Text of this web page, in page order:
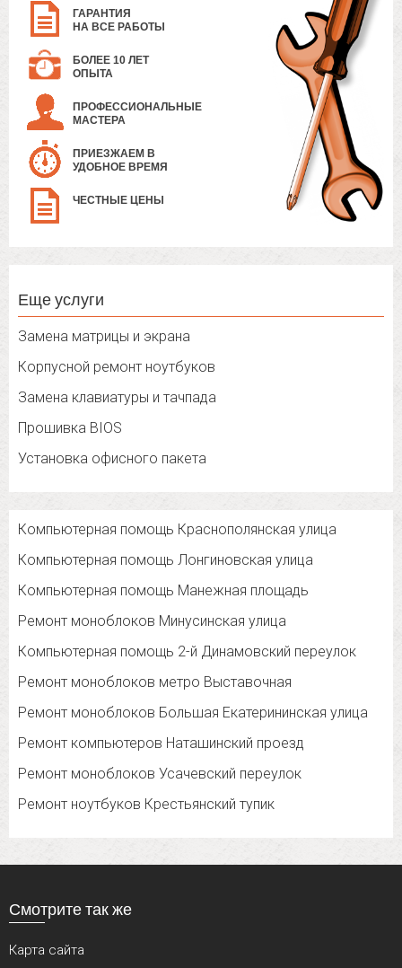
ГАРАНТИЯ
НА ВСЕ РАБОТЫ
БОЛЕЕ 10 ЛЕТ
ОПЫТА
ПРОФЕССИОНАЛЬНЫЕ
МАСТЕРА
ПРИЕЗЖАЕМ В
УДОБНОЕ ВРЕМЯ
ЧЕСТНЫЕ ЦЕНЫ
Еще услуги
Замена матрицы и экрана
Корпусной ремонт ноутбуков
Замена клавиатуры и тачпада
Прошивка BIOS
Установка офисного пакета
Компьютерная помощь Краснополянская улица
Компьютерная помощь Лонгиновская улица
Компьютерная помощь Манежная площадь
Ремонт моноблоков Минусинская улица
Компьютерная помощь 2-й Динамовский переулок
Ремонт моноблоков метро Выставочная
Ремонт моноблоков Большая Екатерининская улица
Ремонт компьютеров Наташинский проезд
Ремонт моноблоков Усачевский переулок
Ремонт ноутбуков Крестьянский тупик
Смотрите так же
Карта сайта